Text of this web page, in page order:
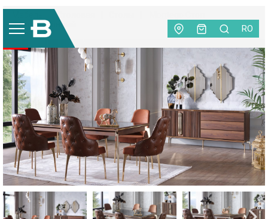
RO
Столовая
Фиксированный